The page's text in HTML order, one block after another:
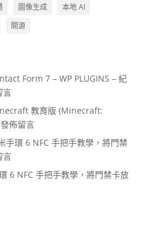
圖像生成
本地 AI
開源
Form 7 – WP PLUGINS – 紀
言
教育版 (Minecraft:
佈留言
手環 6 NFC 手把手教學，將門禁
言
6 NFC 手把手教學，將門禁卡放